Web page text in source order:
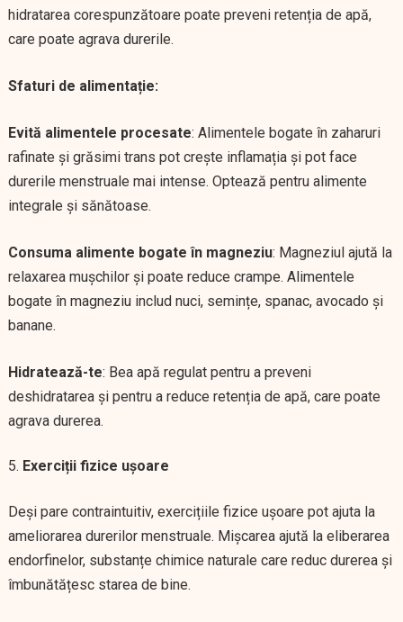
hidratarea corespunzătoare poate preveni retenția de apă,
care poate agrava durerile.
Sfaturi de alimentație:
Evită alimentele procesate: Alimentele bogate în zaharuri
rafinate și grăsimi trans pot crește inflamația și pot face
durerile menstruale mai intense. Optează pentru alimente
integrale și sănătoase.
Consuma alimente bogate în magneziu: Magneziul ajută la
relaxarea mușchilor și poate reduce crampe. Alimentele
bogate în magneziu includ nuci, semințe, spanac, avocado și
banane.
Hidratează-te: Bea apă regulat pentru a preveni
deshidratarea și pentru a reduce retenția de apă, care poate
agrava durerea.
Exerciții fizice ușoare
Deși pare contraintuitiv, exercițiile fizice ușoare pot ajuta la
ameliorarea durerilor menstruale. Mișcarea ajută la eliberarea
endorfinelor, substanțe chimice naturale care reduc durerea și
îmbunătățesc starea de bine.